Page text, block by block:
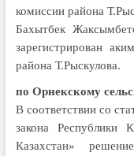
комиссии района
Бахытбек
зарегистрирован
района Т.Рыскулова.
по Орнекскому
В соответствии со
закона Республики
Казахстан»